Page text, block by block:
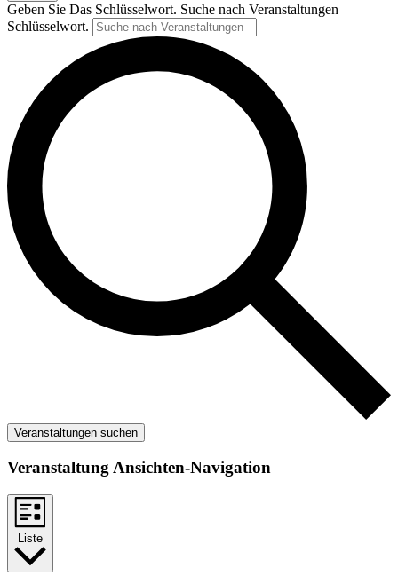
Geben Sie Das Schlüsselwort. Suche nach Veranstaltungen
Schlüsselwort.
Veranstaltungen suchen
Veranstaltung Ansichten-Navigation
Liste